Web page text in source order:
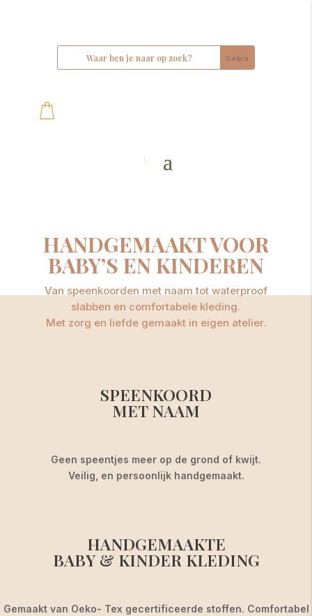
HANDGEMAAKT VOOR
BABY’S EN KINDEREN
Van speenkoorden met naam tot waterproof
slabben en comfortabele kleding.
Met zorg en liefde gemaakt in eigen atelier.
SPEENKOORD
MET NAAM
Geen speentjes meer op de grond of kwijt.
Veilig, en persoonlijk handgemaakt.
HANDGEMAAKTE
BABY & KINDER KLEDING
Gemaakt van Oeko- Tex gecertificeerde stoffen. Comfortabel